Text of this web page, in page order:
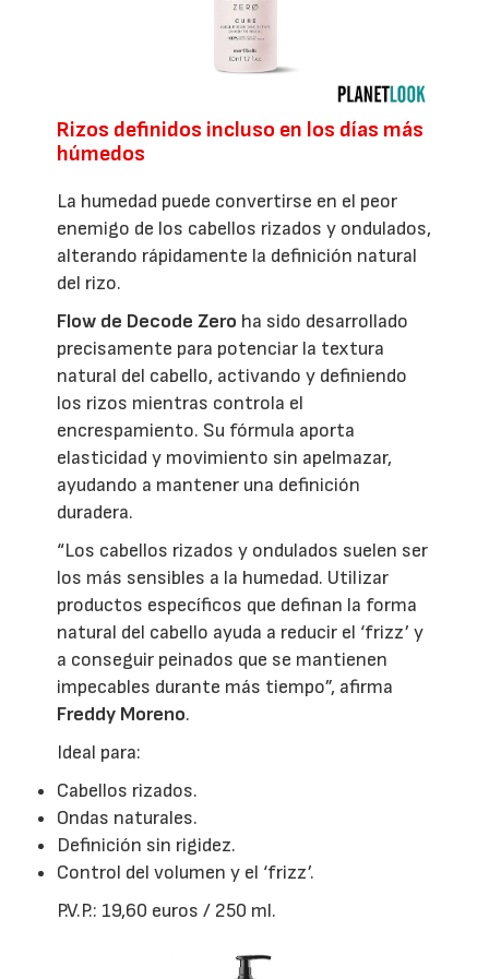
Rizos definidos incluso en los días más
húmedos
La humedad puede convertirse en el peor
enemigo de los cabellos rizados y ondulados,
alterando rápidamente la definición natural
del rizo.
Flow de Decode Zero ha sido desarrollado
precisamente para potenciar la textura
natural del cabello, activando y definiendo
los rizos mientras controla el
encrespamiento. Su fórmula aporta
elasticidad y movimiento sin apelmazar,
ayudando a mantener una definición
duradera.
“Los cabellos rizados y ondulados suelen ser
los más sensibles a la humedad. Utilizar
productos específicos que definan la forma
natural del cabello ayuda a reducir el ‘frizz’ y
a conseguir peinados que se mantienen
impecables durante más tiempo”, afirma
Freddy Moreno.
Ideal para:
Cabellos rizados.
Ondas naturales.
Definición sin rigidez.
Control del volumen y el ‘frizz’.
P.V.P.: 19,60 euros / 250 ml.